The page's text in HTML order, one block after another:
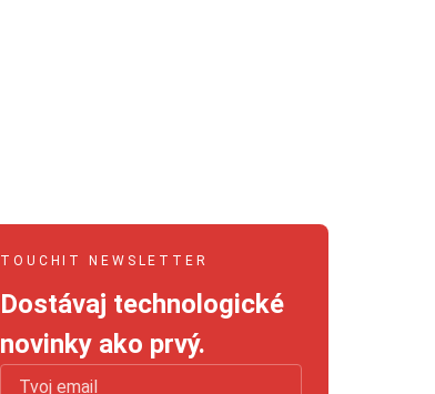
TOUCHIT NEWSLETTER
Dostávaj technologické
novinky ako prvý.